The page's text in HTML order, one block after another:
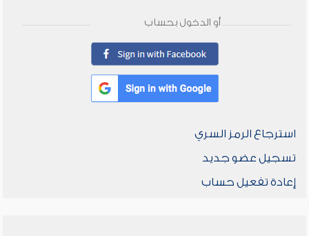
أو الدخول بحساب
استرجاع الرمز السري
تسجيل عضو جديد
إعادة تفعيل حساب